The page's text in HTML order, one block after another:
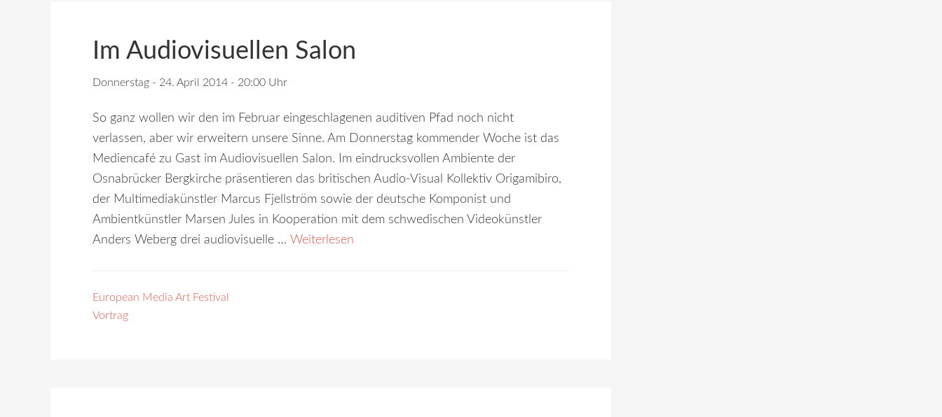
Im Audiovisuellen Salon
Donnerstag - 24. April 2014 - 20:00 Uhr
So ganz wollen wir den im Februar eingeschlagenen auditiven Pfad noch nicht
verlassen, aber wir erweitern unsere Sinne. Am Donnerstag kommender Woche ist das
Mediencafé zu Gast im Audiovisuellen Salon. Im eindrucksvollen Ambiente der
Osnabrücker Bergkirche präsentieren das britischen Audio-Visual Kollektiv Origamibiro,
der Multimediakünstler Marcus Fjellström sowie der deutsche Komponist und
Ambientkünstler Marsen Jules in Kooperation mit dem schwedischen Videokünstler
Anders Weberg drei audiovisuelle … Weiterlesen
European Media Art Festival
Vortrag